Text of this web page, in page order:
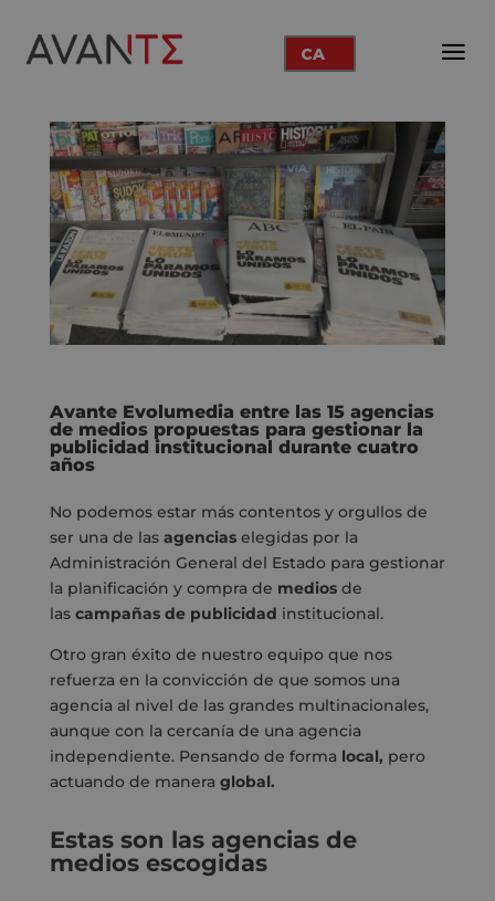
CA
Avante Evolumedia entre las 15 agencias
de medios propuestas para gestionar la
publicidad institucional durante cuatro
años
No podemos estar más contentos y orgullos de
ser una de las agenciaselegidas por la
Administración General del Estado para gestionar
la planificación y compra de mediosde
las campañasde publicidad institucional.
Otro gran éxito de nuestro equipo que nos
refuerza en la convicción de que somos una
agencia al nivel de las grandes multinacionales,
aunque con la cercanía de una agencia
independiente. Pensando de forma local, pero
actuando de manera global.
Estas son las agencias de
medios escogidas